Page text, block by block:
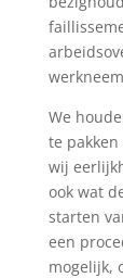
We
te
wij
ook wat
starten
een
mogelijk,